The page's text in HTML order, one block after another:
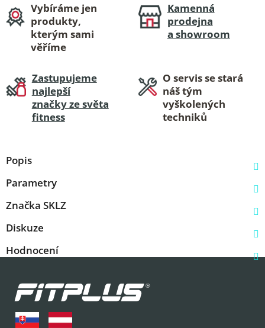
Vybíráme jen
produkty,
kterým sami
věříme
Kamenná
prodejna
a showroom
Zastupujeme
najlepší
značky ze světa
fitness
O servis se stará
náš tým
vyškolených
techniků
Popis
Parametry
Značka SKLZ
Diskuze
Hodnocení